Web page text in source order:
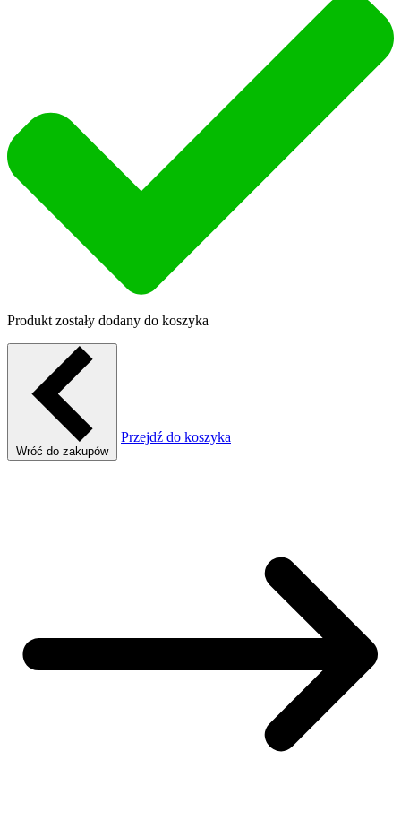
Produkt zostały dodany do koszyka
Wróć do zakupów
Przejdź do koszyka